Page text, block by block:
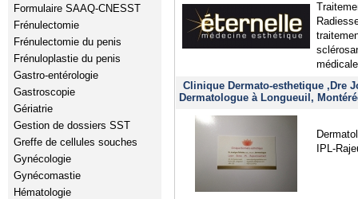
Formulaire SAAQ-CNESST
Frénulectomie
Frénulectomie du penis
Frénuloplastie du penis
Gastro-entérologie
Gastroscopie
Gériatrie
Gestion de dossiers SST
Greffe de cellules souches
Gynécologie
Gynécomastie
Hématologie
Clinique Dermato-esthetique ,Dre
Dermatologue à Longueuil,
IPL-